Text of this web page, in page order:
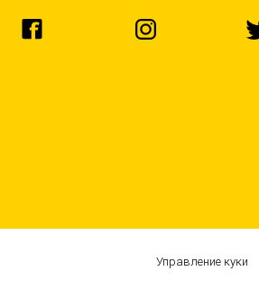
Управление куки